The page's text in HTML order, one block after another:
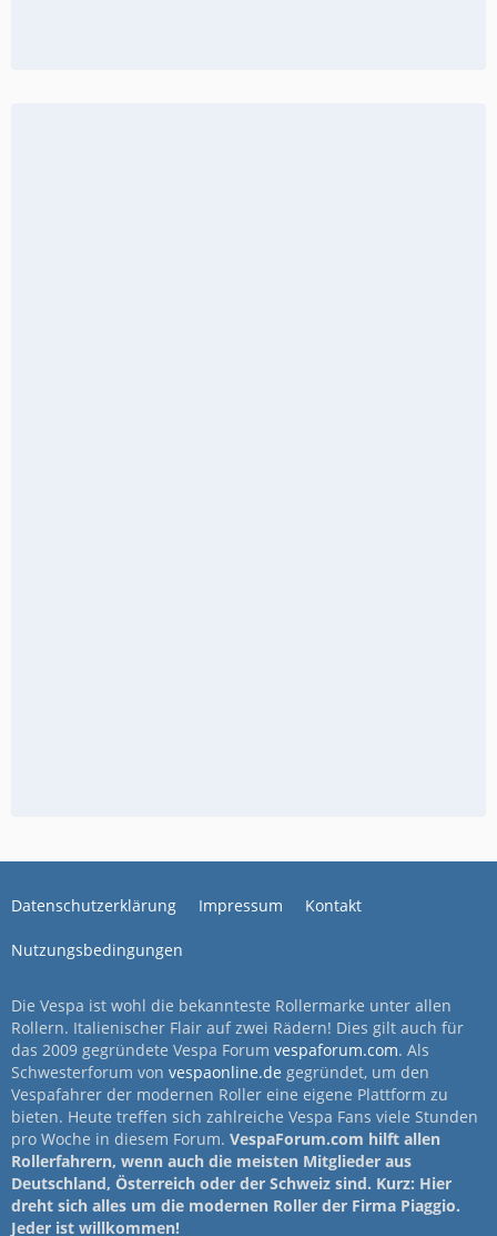
Datenschutzerklärung Impressum Kontakt
Nutzungsbedingungen
Die Vespa ist wohl die bekannteste Rollermarke unter allen
Rollern. Italienischer Flair auf zwei Rädern! Dies gilt auch für
das 2009 gegründete Vespa Forum vespaforum.com. Als
Schwesterforum von vespaonline.de gegründet, um den
Vespafahrer der modernen Roller eine eigene Plattform zu
bieten. Heute treffen sich zahlreiche Vespa Fans viele Stunden
pro Woche in diesem Forum. VespaForum.com hilft allen
Rollerfahrern, wenn auch die meisten Mitglieder aus
Deutschland, Österreich oder der Schweiz sind. Kurz: Hier
dreht sich alles um die modernen Roller der Firma Piaggio.
Jeder ist willkommen!